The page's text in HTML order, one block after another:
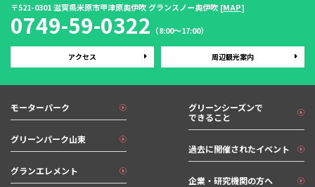
〒521-0301 滋賀県米原市甲津原奥伊吹 グランスノー奥伊吹 [MAP]
0749-59-0322 （8:00〜17:00）
アクセス 周辺観光案内
モーターパーク
グリーンパーク山東
グランエレメント
グリーンシーズンで
できること
過去に開催されたイベント
企業・研究機関の方へ